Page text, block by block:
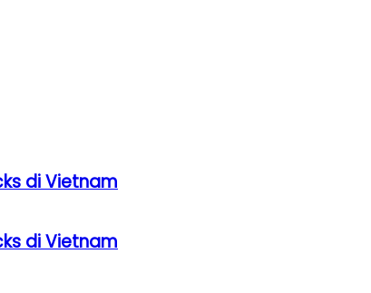
di Vietnam
di Vietnam